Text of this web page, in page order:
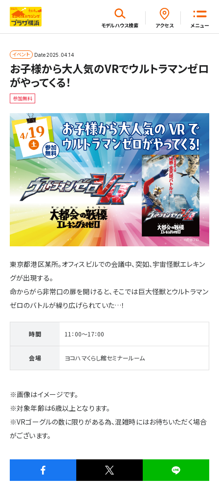
メニュー
モデルハウス検索 アクセス
イベント Date2025.04.14
お子様から大人気のVRでウルトラマンゼロ
がやってくる！
参加無料
東京都港区某所。オフィスビルでの会議中、突如、宇宙怪獣エレキン
グが出現する。
命からがら非常口の扉を開けると、そこでは巨大怪獣とウルトラマン
ゼロのバトルが繰り広げられていた…！
時間 11：00～17：00
会場 ヨコハマくらし館セミナールーム
※画像はイメージです。
※対象年齢は6歳以上となります。
※VRゴーグルの数に限りがある為、混雑時にはお待ちいただく場合
がございます。
閉じる
ホーム
はじめてガイド
モデルハウス一覧
イベント・セミナー・キャンペーン一覧
新着情報一覧
施設・サービス
住まいと暮らしのコラム
住宅展示場出展に関するご案内
ハウスメーカーの登録数
House Maker
31社 55 棟
モデルハウス一覧へ